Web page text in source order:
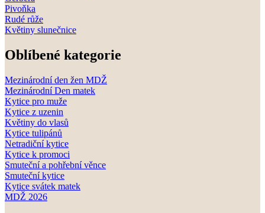
Pivoňka
Rudé růže
Květiny slunečnice
Oblíbené kategorie
Mezinárodní den žen MDŽ
Mezinárodní Den matek
Kytice pro muže
Kytice z uzenin
Květiny do vlasů
Kytice tulipánů
Netradiční kytice
Kytice k promoci
Smuteční a pohřební věnce
Smuteční kytice
Kytice svátek matek
MDŽ 2026